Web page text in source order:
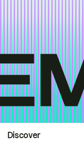
Discover